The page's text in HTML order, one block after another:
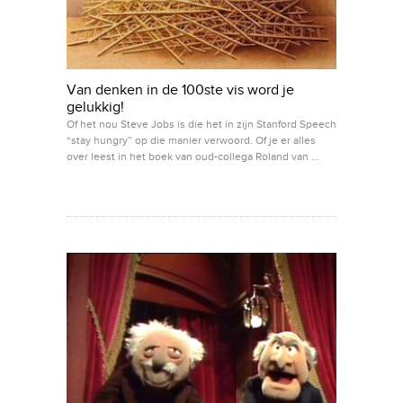
Van denken in de 100ste vis word je
gelukkig!
Of het nou Steve Jobs is die het in zijn Stanford Speech
“stay hungry” op die manier verwoord. Of je er alles
over leest in het boek van oud-collega Roland van …